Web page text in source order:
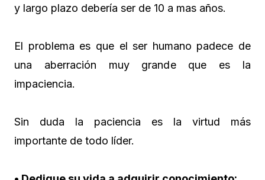
y largo plazo debería ser de 10 a mas años.
El problema es que el ser humano padece de
una aberración muy grande que es la
impaciencia.
Sin duda la paciencia es la virtud más
importante de todo líder.